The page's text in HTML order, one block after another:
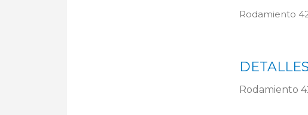
Rodamiento
DETALLES
Rodamiento